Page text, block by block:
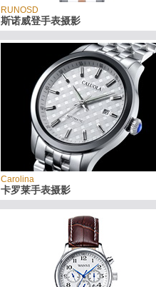
RUNOSD
斯诺威登手表摄影
Carolina
卡罗莱手表摄影